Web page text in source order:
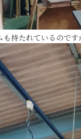
持たれているので